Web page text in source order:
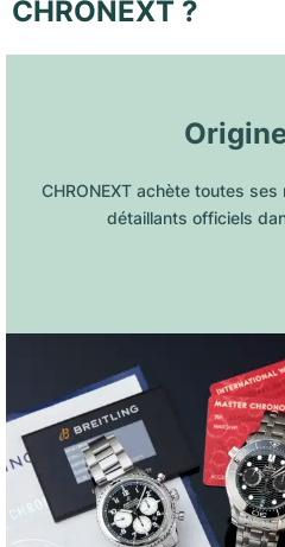
CHRONEXT ?
CHRONEXT achète toutes
détaillants officiels